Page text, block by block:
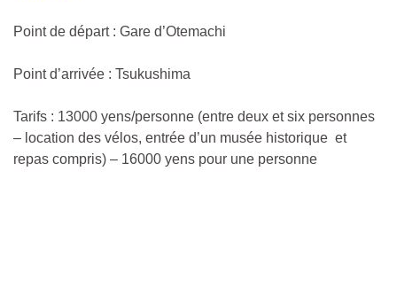
Point de départ : Gare d’Otemachi
Point d’arrivée : Tsukushima
Tarifs : 13000 yens/personne (entre deux et six personnes
– location des vélos, entrée d’un musée historique et
repas compris) – 16000 yens pour une personne